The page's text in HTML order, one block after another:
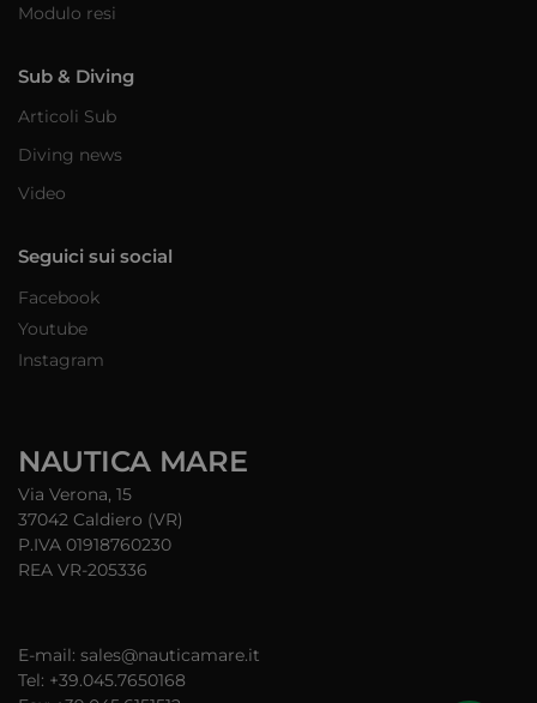
Modulo resi
Sub & Diving
Articoli Sub
Diving news
Video
Seguici sui social
Facebook
Youtube
Instagram
NAUTICA MARE
Via Verona, 15
37042 Caldiero (VR)
P.IVA 01918760230
REA VR-205336
E-mail: sales@nauticamare.it
Tel: +39.045.7650168